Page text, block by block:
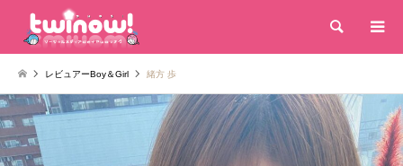
検索
レビュアーBoy＆Girl 緒方 歩